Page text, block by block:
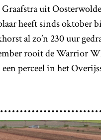
uit
heeft sinds oktober
al zo’n 230 uur
rooit de Warrior
perceel in het